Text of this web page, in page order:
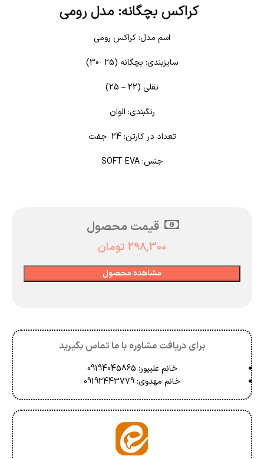
کراکس بچگانه: مدل رومی
اسم مدل: کراکس رومی
سایزبندی: بچگانه (25 -30)
نقلی (22 – 25)
رنگبندی: الوان
تعداد در کارتن: 24 جفت
جنس: SOFT EVA
قیمت محصول
298,300 تومان
مشاهده محصول
برای دریافت مشاوره با ما تماس بگیرید
خانم علیپور: 09194045865
خانم مهدوی: 09192443779